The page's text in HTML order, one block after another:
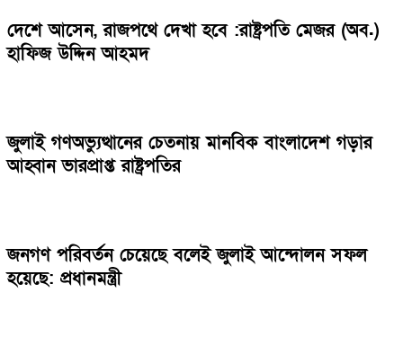
দেশে আসেন, রাজপথে দেখা হবে :রাষ্ট্রপতি মেজর (অব.)
হাফিজ উদ্দিন আহমদ
জুলাই গণঅভ্যুত্থানের চেতনায় মানবিক বাংলাদেশ গড়ার
আহ্বান ভারপ্রাপ্ত রাষ্ট্রপতির
জনগণ পরিবর্তন চেয়েছে বলেই জুলাই আন্দোলন সফল
হয়েছে: প্রধানমন্ত্রী